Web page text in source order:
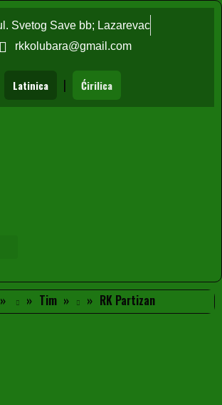
Svetog Save bb; Lazarevac
rkkolubara@gmail.com
Latinica | Ćirilica
Tim RK Partizan